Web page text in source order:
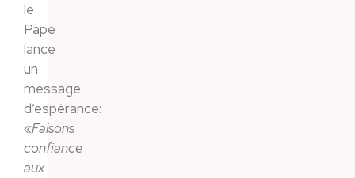
le
Pape
lance
un
message
d’espérance:
«Faisons
confiance
aux